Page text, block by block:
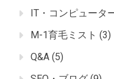
IT・コンピュータ
M-1育毛ミスト (3)
Q&A (5)